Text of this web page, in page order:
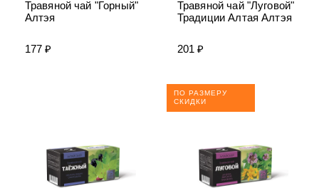
Травяной чай "Горный"
Алтэя
177 ₽
Травяной чай "Луговой"
Традиции Алтая Алтэя
201 ₽
ПО РАЗМЕРУ
СКИДКИ